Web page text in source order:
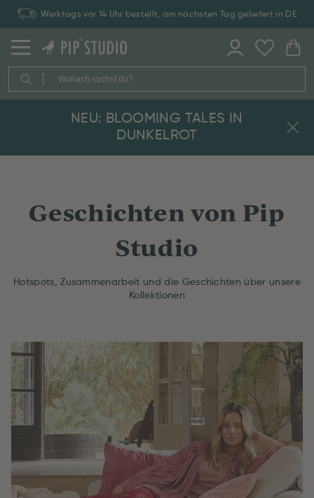
Werktags vor 14 Uhr bestellt, am nächsten Tag geliefert in DE
NEU: BLOOMING TALES IN
DUNKELROT
Geschichten von Pip
Studio
Hotspots, Zusammenarbeit und die Geschichten über unsere
Kollektionen